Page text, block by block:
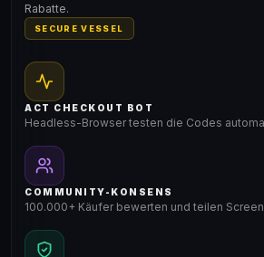
Rabatte.
SECURE VESSEL
ACT CHECKOUT BOT
Headless-Browser testen die Codes
COMMUNITY-KONSENS
100.000+ Käufer bewerten und teilen